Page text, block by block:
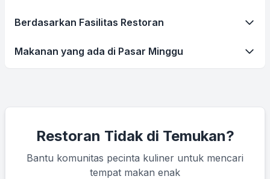
Berdasarkan Fasilitas Restoran
Makanan yang ada di Pasar Minggu
Restoran Tidak di Temukan?
Bantu komunitas pecinta kuliner untuk mencari
tempat makan enak